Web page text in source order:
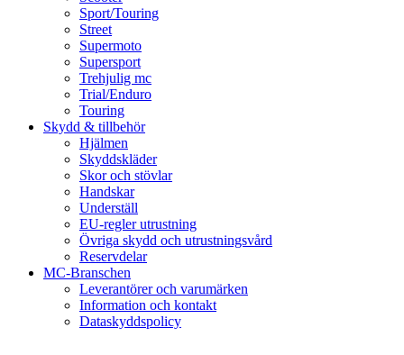
Sport/Touring
Street
Supermoto
Supersport
Trehjulig mc
Trial/Enduro
Touring
Skydd & tillbehör
Hjälmen
Skyddskläder
Skor och stövlar
Handskar
Underställ
EU-regler utrustning
Övriga skydd och utrustningsvård
Reservdelar
MC-Branschen
Leverantörer och varumärken
Information och kontakt
Dataskyddspolicy